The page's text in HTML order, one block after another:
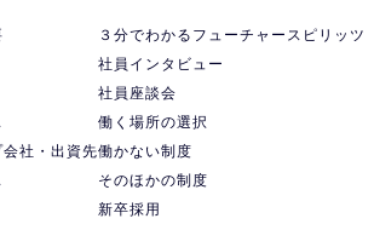
会社・出資先
３分でわかるフューチャースピリッツ
社員インタビュー
社員座談会
働く場所の選択
働かない制度
そのほかの制度
新卒採用